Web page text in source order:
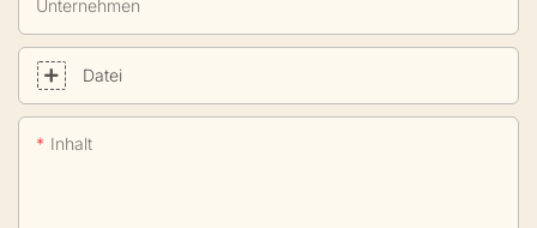
Unternehmen
Datei
Inhalt